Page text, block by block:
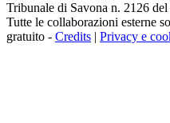
Tribunale di Savona n. 2126
Tutte le collaborazioni esterne
gratuito - Credits | Privacy e